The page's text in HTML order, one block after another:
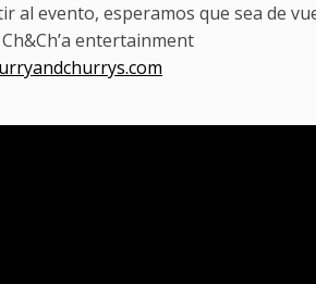
al evento, esperamos que sea de
entertainment